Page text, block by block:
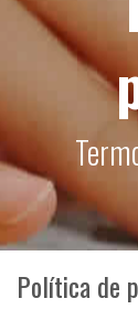
Política de